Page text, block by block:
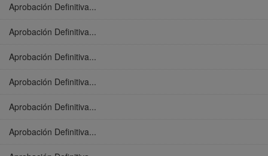
Aprobación Definitiva...
Aprobación Definitiva...
Aprobación Definitiva...
Aprobación Definitiva...
Aprobación Definitiva...
Aprobación Definitiva...